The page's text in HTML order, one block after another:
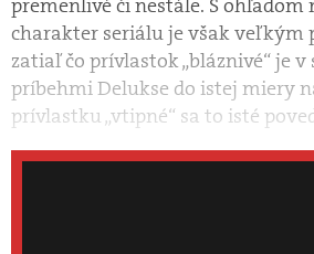
charakter seriálu je však veľkým
zatiaľ čo prívlastok „bláznivé“ je
príbehmi Delukse do istej miery
prívlastku „vtipné“ sa to isté